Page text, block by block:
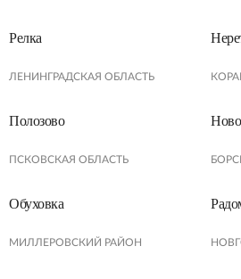
Релка
ЛЕНИНГРАДСКАЯ ОБЛАСТЬ
Полозово
ПСКОВСКАЯ ОБЛАСТЬ
Обуховка
МИЛЛЕРОВСКИЙ РАЙОН